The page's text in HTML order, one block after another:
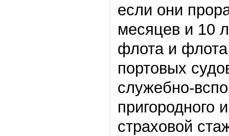
если они
месяцев и 10
флота и
портовых
служебно-
пригородного
страховой